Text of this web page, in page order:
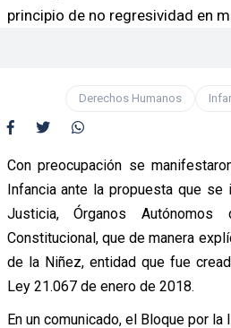
principio de no regresividad en
Derechos Humanos
Con preocupación se
Infancia ante la propuesta que se
Justicia, Órganos
Constitucional, que de manera
de la Niñez, entidad que fue
Ley 21.067 de enero de 2018.
En un comunicado, el Bloque por la